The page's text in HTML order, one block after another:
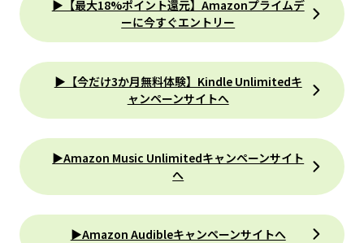
▶【最大18%ポイント還元】Amazonプライムデ
ーに今すぐエントリー
▶【今だけ3か月無料体験】Kindle Unlimitedキ
ャンペーンサイトへ
▶Amazon Music Unlimitedキャンペーンサイト
へ
▶Amazon Audibleキャンペーンサイトへ